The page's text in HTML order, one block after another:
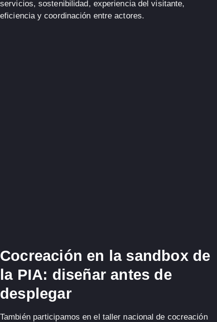
servicios, sostenibilidad, experiencia del visitante,
eficiencia y coordinación entre actores.
Cocreación en la sandbox de
la PIA: diseñar antes de
desplegar
También participamos en el taller nacional de cocreación